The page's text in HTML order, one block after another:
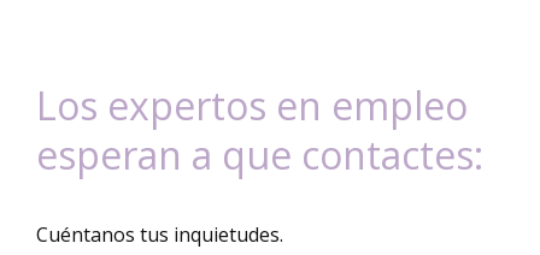
Los expertos en empleo
esperan a que contactes:
Cuéntanos tus inquietudes.